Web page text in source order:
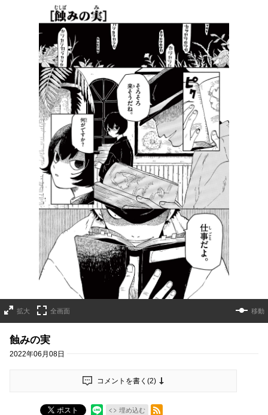
拡大 全画面 移動
蝕みの実
2022年06月08日
コメントを書く(2)
ポスト 埋め込む
RSSフィード